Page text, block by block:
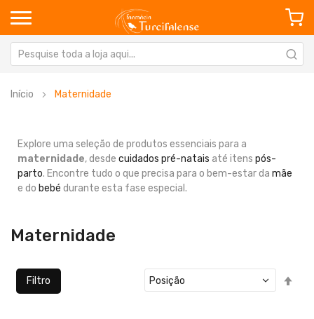
Início Maternidade
Explore uma seleção de produtos essenciais para a
maternidade, desde cuidados pré-natais até itens pós-
parto. Encontre tudo o que precisa para o bem-estar da mãe
e do bebé durante esta fase especial.
Maternidade
Filtro